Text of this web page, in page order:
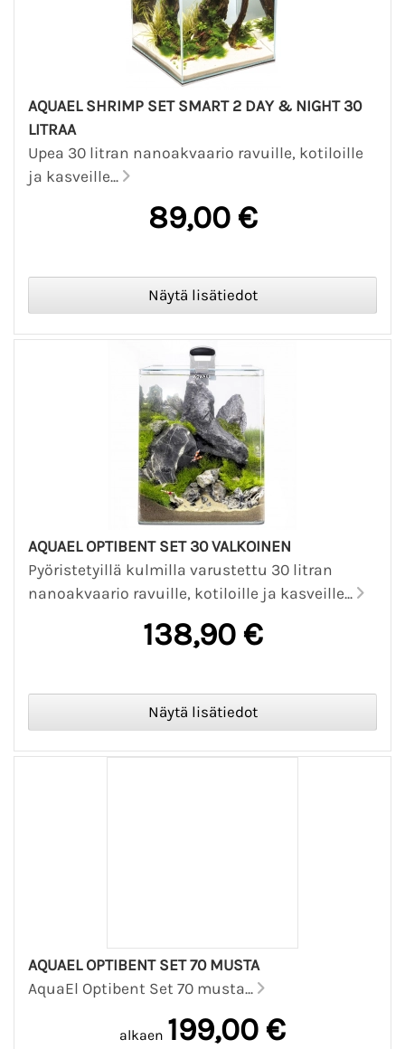
AQUAEL SHRIMP SET SMART 2 DAY & NIGHT 30
LITRAA
Upea 30 litran nanoakvaario ravuille, kotiloille
ja kasveille...
89,00 €
AQUAEL OPTIBENT SET 30 VALKOINEN
Pyöristetyillä kulmilla varustettu 30 litran
nanoakvaario ravuille, kotiloille ja kasveille...
138,90 €
AQUAEL OPTIBENT SET 70 MUSTA
AquaEl Optibent Set 70 musta...
alkaen 199,00 €